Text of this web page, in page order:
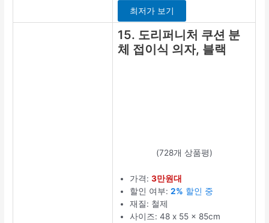
최저가 보기
15. 도리퍼니처 쿠션 분
체 접이식 의자, 블랙
(728개 상품평)
가격:3만원대
할인 여부:2% 할인 중
재질: 철제
사이즈: 48 x 55 x 85cm